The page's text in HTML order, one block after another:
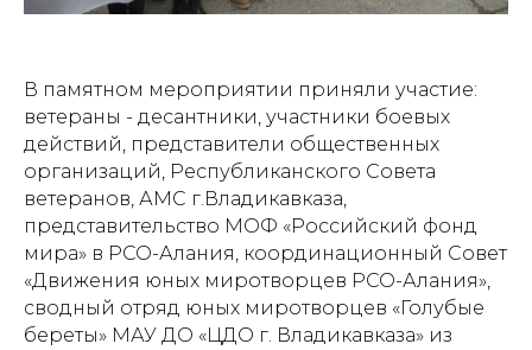
В памятном мероприятии приняли участие:
ветераны - десантники, участники боевых
действий, представители общественных
организаций, Республиканского Совета
ветеранов, АМС г.Владикавказа,
представительство МОФ «Российский фонд
мира» в РСО-Алания, координационный Совет
«Движения юных миротворцев РСО-Алания»,
сводный отряд юных миротворцев «Голубые
береты» МАУ ДО «ЦДО г. Владикавказа» из